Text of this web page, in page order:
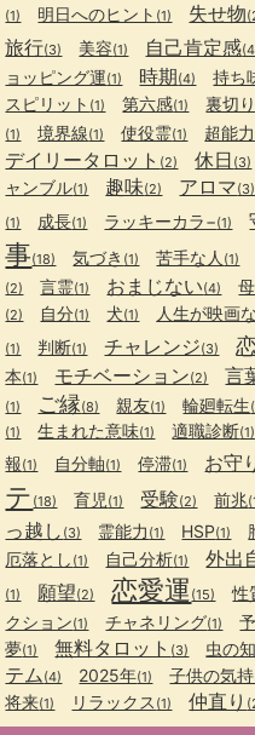
(1) 明日へのヒント (1) 失せ物
旅行(3) 美容(1) 自己肯定感
ョッピング運(1) 時期(4) 持ち
スピリット (1) 第六感(1) 裏切り
(1) 境界線(1) 使役霊(1) 超能力
デイリータロット (2) 休日 (3)
ャンブル(1) 趣味(2) アロマ(3)
(1) 成長(1) ラッキーカラ−(1)
事(18) 気づき (1) 苦手な人 (1)
(2) 言霊(1) おまじない(4)
(2) 自分(1) 犬(1) 人生が映画
(1) 判断(1) チャレンジ(3)
本(1) モチベーション(2) 言
(1) ご縁(8) 親友(1) 輪廻転生
(1) 生まれた意味(1) 適職診断(1)
報(1) 自分軸(1) 停滞(1) お守
テ (18) 育児 (1) 受験(2) 前兆
っ越し (3) 霊能力 (1) HSP(1)
厄落とし (1) 自己分析(1) 外出
(1) 願望(2) 恋愛運 (15) 性
クション(1) チャネリング(1)
夢(1) 無料タロット (3) 虫の
テム(4) 2025年(1) 子供の気
将来(1) リラックス (1) 仲直り